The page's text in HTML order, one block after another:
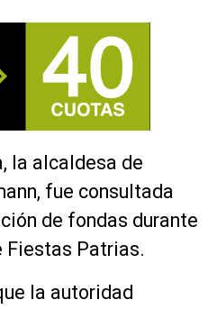
la alcaldesa de
fue consultada
de fondas durante
Fiestas Patrias.
la autoridad